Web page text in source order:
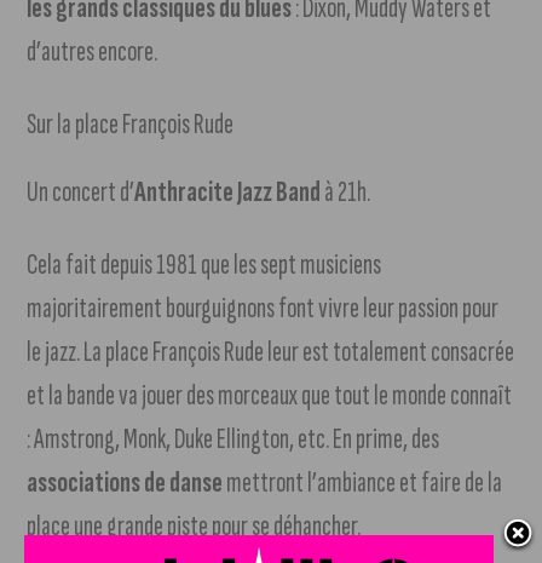
les grands classiques du blues: Dixon, Muddy Waters et
d’autres encore.
Sur la place François Rude
Un concert d’Anthracite Jazz Bandà 21h.
Cela fait depuis 1981 que les sept musiciens
majoritairement bourguignons font vivre leur passion pour
le jazz. La place François Rude leur est totalement consacrée
et la bande va jouer des morceaux que tout le monde connaît
: Amstrong, Monk, Duke Ellington, etc. En prime, des
associations de dansemettront l’ambiance et faire de la
place une grande piste pour se déhancher.